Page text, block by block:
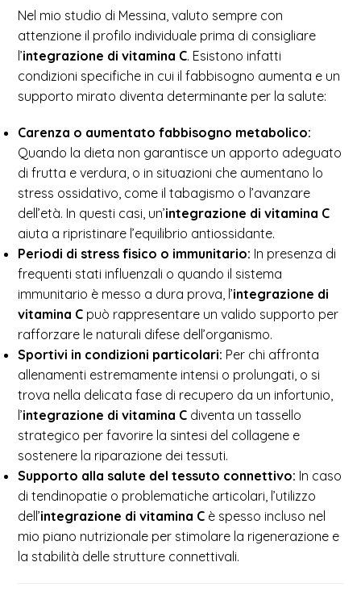
Nel mio studio di Messina, valuto sempre con
attenzione il profilo individuale prima di consigliare
l’integrazione di vitamina C. Esistono infatti
condizioni specifiche in cui il fabbisogno aumenta e un
supporto mirato diventa determinante per la salute:
Carenza o aumentato fabbisogno metabolico:
Quando la dieta non garantisce un apporto adeguato
di frutta e verdura, o in situazioni che aumentano lo
stress ossidativo, come il tabagismo o l’avanzare
dell’età. In questi casi, un’integrazione di vitamina C
aiuta a ripristinare l’equilibrio antiossidante.
Periodi di stress fisico o immunitario: In presenza di
frequenti stati influenzali o quando il sistema
immunitario è messo a dura prova, l’integrazione di
vitamina C può rappresentare un valido supporto per
rafforzare le naturali difese dell’organismo.
Sportivi in condizioni particolari: Per chi affronta
allenamenti estremamente intensi o prolungati, o si
trova nella delicata fase di recupero da un infortunio,
l’integrazione di vitamina C diventa un tassello
strategico per favorire la sintesi del collagene e
sostenere la riparazione dei tessuti.
Supporto alla salute del tessuto connettivo: In caso
di tendinopatie o problematiche articolari, l’utilizzo
dell’integrazione di vitamina C è spesso incluso nel
mio piano nutrizionale per stimolare la rigenerazione e
la stabilità delle strutture connettivali.